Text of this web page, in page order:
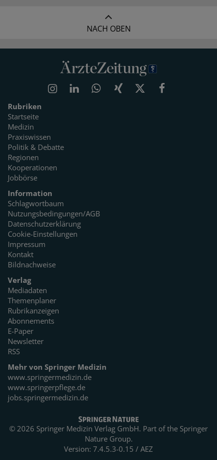
NACH OBEN
Rubriken
Startseite
Medizin
Praxiswissen
Politik & Debatte
Regionen
Kooperationen
Jobbörse
Information
Schlagwortbaum
Nutzungsbedingungen/AGB
Datenschutzerklärung
Cookie-Einstellungen
Impressum
Kontakt
Bildnachweise
Verlag
Mediadaten
Themenplaner
Rubrikanzeigen
Abonnements
E-Paper
Newsletter
RSS
Mehr von Springer Medizin
www.springermedizin.de
www.springerpflege.de
jobs.springermedizin.de
© 2026 Springer Medizin Verlag GmbH. Part of the Springer
Nature Group.
Version: 7.4.5.3-0.15 / AEZ